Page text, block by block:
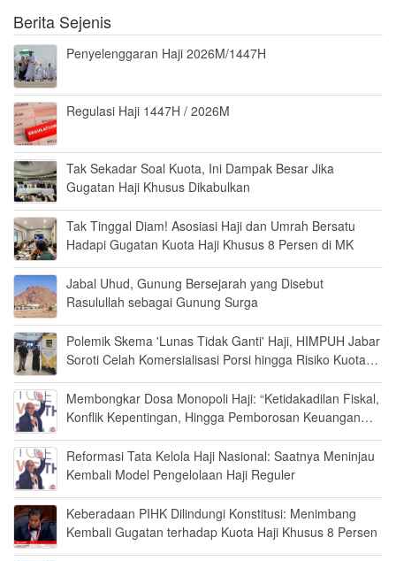
Berita Sejenis
Penyelenggaran Haji 2026M/1447H
Regulasi Haji 1447H / 2026M
Tak Sekadar Soal Kuota, Ini Dampak Besar Jika
Gugatan Haji Khusus Dikabulkan
Tak Tinggal Diam! Asosiasi Haji dan Umrah Bersatu
Hadapi Gugatan Kuota Haji Khusus 8 Persen di MK
Jabal Uhud, Gunung Bersejarah yang Disebut
Rasulullah sebagai Gunung Surga
Polemik Skema 'Lunas Tidak Ganti' Haji, HIMPUH Jabar
Soroti Celah Komersialisasi Porsi hingga Risiko Kuota
Kosong
Membongkar Dosa Monopoli Haji: “Ketidakadilan Fiskal,
Konflik Kepentingan, Hingga Pemborosan Keuangan
Negara”
Reformasi Tata Kelola Haji Nasional: Saatnya Meninjau
Kembali Model Pengelolaan Haji Reguler
Keberadaan PIHK Dilindungi Konstitusi: Menimbang
Kembali Gugatan terhadap Kuota Haji Khusus 8 Persen